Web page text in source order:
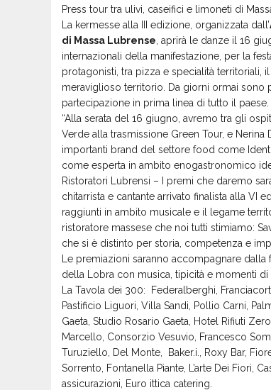
Press tour tra ulivi, caseifici e limoneti di
La kermesse alla III edizione, organizzata dall’
di Massa Lubrense , aprirà le danze il 16
internazionali della manifestazione, per la
protagonisti, tra pizza e specialità territoriali,
meraviglioso territorio. Da giorni ormai sono
partecipazione in prima linea di tutto il paese.
“Alla serata del 16 giugno, avremo tra gli
Verde alla trasmissione Green Tour, e
importanti brand del settore food come
come esperta in ambito enogastronomico
Ristoratori Lubrensi – I premi che daremo
chitarrista e cantante arrivato finalista alla VI
raggiunti in ambito musicale e il legame
ristoratore massese che noi tutti stimiamo:
che si è distinto per storia, competenza e
Le premiazioni saranno accompagnare
della Lobra con musica, tipicità e momenti
La Tavola dei 300: Federalberghi,
Pastificio Liguori, Villa Sandi, Pollio Carni,
Gaeta, Studio Rosario Gaeta, Hotel Rifiuti
Marcello, Consorzio Vesuvio, Francesco
Turuziello, Del Monte, Baker.i., Roxy Bar,
Sorrento, Fontanella Piante, L’arte Dei Fiori,
assicurazioni, Euro ittica catering.